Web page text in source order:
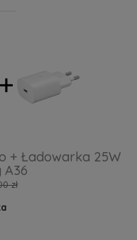
+ Ładowarka 25W
A36
zł